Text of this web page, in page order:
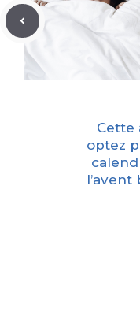
Cette
optez
l’avent